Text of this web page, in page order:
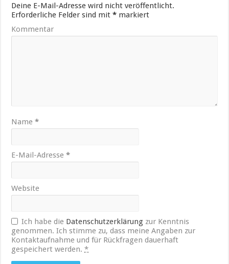
Deine E-Mail-Adresse wird nicht veröffentlicht.
Erforderliche Felder sind mit* markiert
Kommentar
Name*
E-Mail-Adresse*
Website
Ich habe die Datenschutzerklärung zur Kenntnis
genommen. Ich stimme zu, dass meine Angaben zur
Kontaktaufnahme und für Rückfragen dauerhaft
gespeichert werden.*